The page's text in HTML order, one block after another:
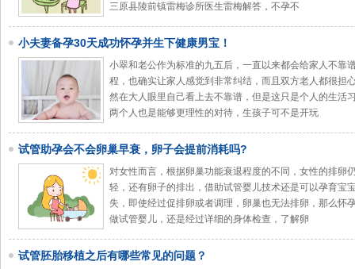
三原县陵前镇雷梅诊所医生雷梅解答，不孕不
小夫妻备孕30天成功怀孕并生下健康男宝！
小翠和老公作为标准的九五后，一直以来都会给家人不靠
程，也确实让家人感觉到非常纠结，而且双方老人都很担
然在大人眼里自己看上去不靠谱，但是这只是个人的生活
两个人也是能够更理性的对待，生孩子可不是开玩
试管助孕会不会卵巢早衰，卵子会提前消耗吗?
对女性而言，根据卵巢功能衰退程度的不同，女性的排卵
轻，还有卵子的排出，借助试管婴儿技术还是可以孕育宝
失，即使经过促排卵或者调理，卵巢也无法排卵，那么怀
做试管婴儿，还是经过详细的身体检查，了解卵
试管胚胎移植之后有哪些常见的问题？